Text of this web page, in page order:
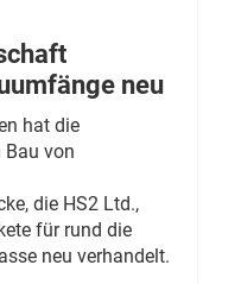
neu
hat die
von
die HS2 Ltd.,
für rund die
neu verhandelt.